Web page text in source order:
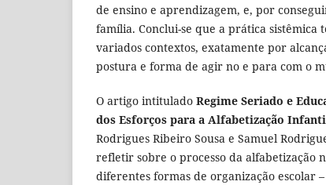
de ensino e aprendizagem, e, por
família. Conclui-se que a prática sistêmica
variados contextos, exatamente por
postura e forma de agir no e para com o
O artigo intitulado Regime Seriado e
dos Esforços para a Alfabetização
Rodrigues Ribeiro Sousa e Samuel
refletir sobre o processo da alfabetização
diferentes formas de organização escolar